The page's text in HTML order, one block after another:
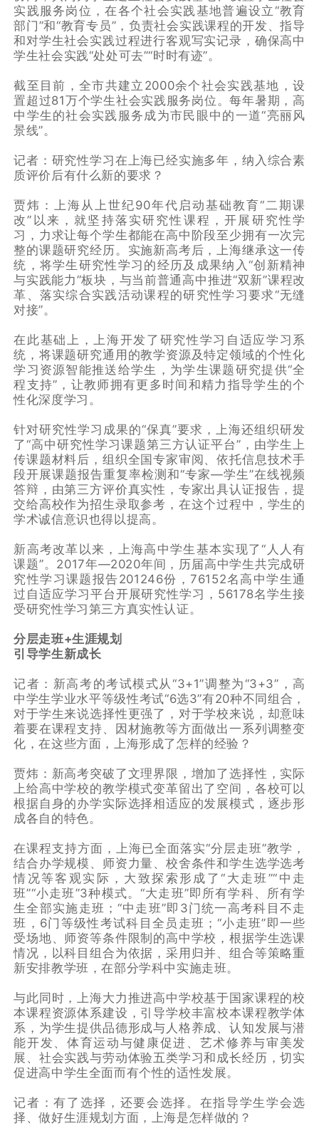
实践服务岗位，在各个社会实践基地普遍设立“教育
部门”和“教育专员”，负责社会实践课程的开发、指导
和对学生社会实践过程进行客观写实记录，确保高中
学生社会实践“处处可去”“时时有迹”。
截至目前，全市共建立2000余个社会实践基地，设
置超过81万个学生社会实践服务岗位。每年暑期，高
中学生的社会实践服务成为市民眼中的一道“亮丽风
景线”。
记者：研究性学习在上海已经实施多年，纳入综合素
质评价后有什么新的要求？
贾炜：上海从上世纪90年代启动基础教育“二期课
改”以来，就坚持落实研究性课程，开展研究性学
习，力求让每个学生都能在高中阶段至少拥有一次完
整的课题研究经历。实施新高考后，上海继承这一传
统，将学生研究性学习的经历及成果纳入“创新精神
与实践能力”板块，与当前普通高中推进“双新”课程改
革、落实综合实践活动课程的研究性学习要求“无缝
对接”。
在此基础上，上海开发了研究性学习自适应学习系
统，将课题研究通用的教学资源及特定领域的个性化
学习资源智能推送给学生，为学生课题研究提供“全
程支持”，让教师拥有更多时间和精力指导学生的个
性化深度学习。
针对研究性学习成果的“保真”要求，上海还组织研发
了“高中研究性学习课题第三方认证平台”，由学生上
传课题材料后，组织全国专家审阅、依托信息技术手
段开展课题报告重复率检测和“专家—学生”在线视频
答辩，由第三方评价真实性，专家出具认证报告，提
交给高校作为招生录取参考，在这个过程中，学生的
学术诚信意识也得以提高。
新高考改革以来，上海高中学生基本实现了“人人有
课题”。2017年—2020年间，历届高中学生共完成研
究性学习课题报告201246份，76152名高中学生通
过自适应学习平台开展研究性学习，56178名学生接
受研究性学习第三方真实性认证。
分层走班+生涯规划
引导学生新成长
记者：新高考的考试模式从“3+1”调整为“3+3”，高
中学生学业水平等级性考试“6选3”有20种不同组合，
对于学生来说选择性更强了，对于学校来说，却意味
着要在课程支持、因材施教等方面做出一系列调整变
化，在这些方面，上海形成了怎样的经验？
贾炜：新高考突破了文理界限，增加了选择性，实际
上给高中学校的教学模式变革留出了空间，各校可以
根据自身的办学实际选择相适应的发展模式，逐步形
成各自的特色。
在课程支持方面，上海已全面落实“分层走班”教学，
结合办学规模、师资力量、校舍条件和学生选学选考
情况等客观实际，大致探索形成了“大走班”“中走
班”“小走班”3种模式。“大走班”即所有学科、所有学
生全部实施走班；“中走班”即3门统一高考科目不走
班，6门等级性考试科目全员走班；“小走班”即一些
受场地、师资等条件限制的高中学校，根据学生选课
情况，以科目组合为依据，采用归并、组合等策略重
新安排教学班，在部分学科中实施走班。
与此同时，上海大力推进高中学校基于国家课程的校
本课程资源体系建设，引导学校丰富校本课程教学体
系，为学生提供品德形成与人格养成、认知发展与潜
能开发、体育运动与健康促进、艺术修养与审美发
展、社会实践与劳动体验五类学习和成长经历，切实
促进高中学生全面而有个性的适性发展。
记者：有了选择，还要会选择。在指导学生学会选
择、做好生涯规划方面，上海是怎样做的？